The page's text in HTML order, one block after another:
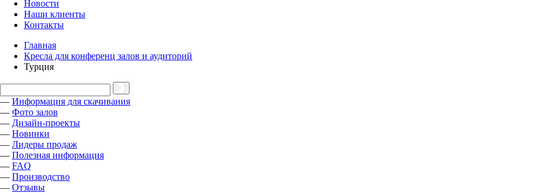
Новости
Наши клиенты
Контакты
Главная
Кресла для конференц залов и аудиторий
Турция
— Информация для скачивания
— Фото залов
— Дизайн-проекты
— Новинки
— Лидеры продаж
— Полезная информация
— FAQ
— Производство
— Отзывы